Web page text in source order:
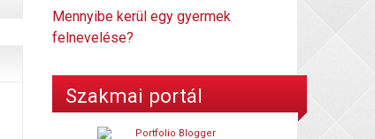
Mennyibe kerül egy gyermek
felnevelése?
Szakmai portál